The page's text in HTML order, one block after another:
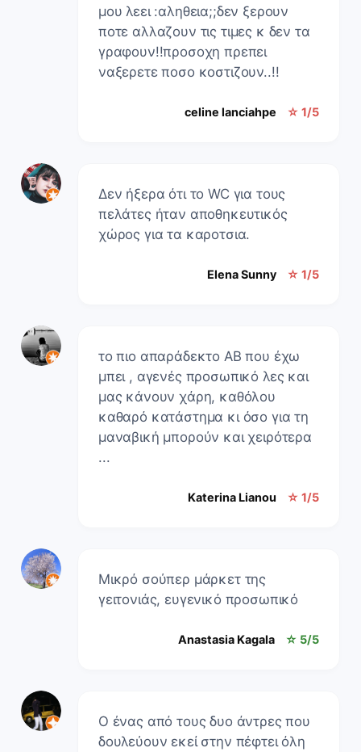
μου λεει :αληθεια;;δεν ξερουν
ποτε αλλαζουν τις τιμες κ δεν τα
γραφουν!!προσοχη πρεπει
ναξερετε ποσο κοστιζουν..!!
celine lanciahpe ☆ 1/5
Δεν ήξερα ότι το WC για τους
πελάτες ήταν αποθηκευτικός
χώρος για τα καροτσια.
Elena Sunny ☆ 1/5
το πιο απαράδεκτο ΑΒ που έχω
μπει , αγενές προσωπικό λες και
μας κάνουν χάρη, καθόλου
καθαρό κατάστημα κι όσο για τη
μαναβική μπορούν και χειρότερα
...
Katerina Lianou ☆ 1/5
Μικρό σούπερ μάρκετ της
γειτονιάς, ευγενικό προσωπικό
Anastasia Kagala ☆ 5/5
Ο ένας από τους δυο άντρες που
δουλεύουν εκεί στην πέφτει όλη